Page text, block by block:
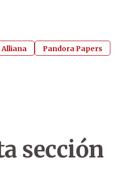
Alliana
Pandora Papers
sección